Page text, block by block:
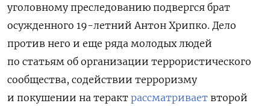
уголовному преследованию подвергся брат
осужденного 19-летний Антон Хрипко. Дело
против него и еще ряда молодых людей
по статьям об организации террористического
сообщества, содействии терроризму
и покушении на теракт рассматривает второй